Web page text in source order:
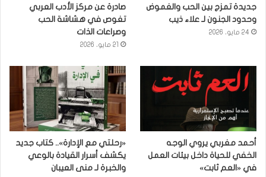
جديدة تمزج بين الحب والغموض
وحدود الجنون لـ علاء ذيب
24 مايو، 2026
صادرة عن مركز الأدب العربي
تغوص في هشاشة الحب
وصراعات الذات
21 مايو، 2026
أحمد مغربي يروي الوجه
الخفي للحياة داخل بيئات العمل
في «العم ثابت»
«رحلتي مع الإدارة».. كتاب جديد
يكشف أسرار القيادة بالوعي
والخبرة لـ منى العيبان